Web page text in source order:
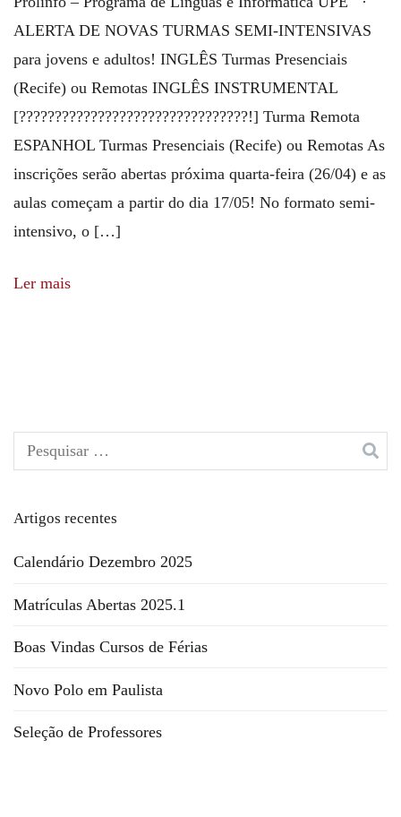
ALERTA DE NOVAS TURMAS SEMI-INTENSIVAS
para jovens e adultos! INGLÊS Turmas Presenciais
(Recife) ou Remotas INGLÊS INSTRUMENTAL
[????????????????????????????????!] Turma Remota
ESPANHOL Turmas Presenciais (Recife) ou Remotas As
inscrições serão abertas próxima quarta-feira (26/04) e as
aulas começam a partir do dia 17/05! No formato semi-
intensivo, o […]
Ler mais
Pesquisar
por:
Artigos recentes
Calendário Dezembro 2025
Matrículas Abertas 2025.1
Boas Vindas Cursos de Férias
Novo Polo em Paulista
Seleção de Professores